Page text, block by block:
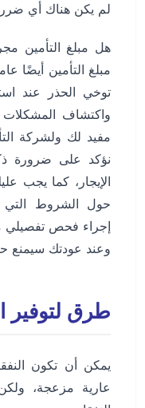
لم يكن هناك أي
هل مبلغ التأمين
مبلغ التأمين أيضًا
توخي الحذر عند
واكتشاف
نؤكد على ضرورة
الإيجار، كما يجب
حول الشروط التي
إجراء فحص تفصيلي
وعند عودتك سيمنع
طرق لتوفير
يمكن أن تكون
عارية مزعجة،